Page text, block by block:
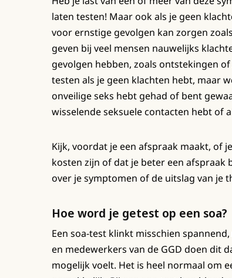
laten testen! Maar ook als je geen
voor ernstige gevolgen kan zorgen
geven bij veel mensen nauwelijks
gevolgen hebben, zoals ontstekingen
testen als je geen klachten hebt, maar
onveilige seks hebt gehad of bent
wisselende seksuele contacten hebt of
Kijk, voordat je een afspraak maakt, of
kosten zijn of dat je beter een afspraak
over je symptomen of de uitslag van je
Hoe word je getest op een soa?
Een soa-test klinkt misschien
en medewerkers van de GGD doen dit
mogelijk voelt. Het is heel normaal om